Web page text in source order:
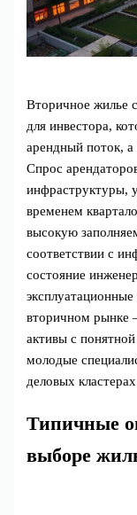
Вторичное жилье
для инвестора,
арендный поток, а
Спрос
инфраструктуры,
временем
высокую
соответствии с
состояние
вторичном рынке
активы с
молодые
деловых
Типичные
выборе